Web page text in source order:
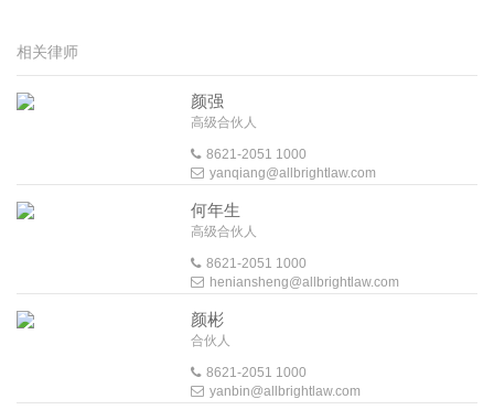
相关律师
颜强
高级合伙人
8621-2051 1000
yanqiang@allbrightlaw.com
何年生
高级合伙人
8621-2051 1000
heniansheng@allbrightlaw.com
颜彬
合伙人
8621-2051 1000
yanbin@allbrightlaw.com